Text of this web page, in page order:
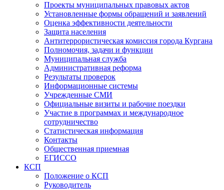
Проекты муниципальных правовых актов
Установленные формы обращений и заявлений
Оценка эффективности деятельности
Защита населения
Антитеррористическая комиссия города Кургана
Полномочия, задачи и функции
Муниципальная служба
Административная реформа
Результаты проверок
Информационные системы
Учрежденные СМИ
Официальные визиты и рабочие поездки
Участие в программах и международное
сотрудничество
Статистическая информация
Контакты
Общественная приемная
ЕГИССО
КСП
Положение о КСП
Руководитель